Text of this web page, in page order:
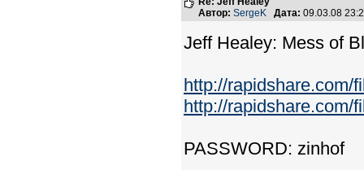
Автор: SergeK Дата: 09.03.08
Jeff Healey: Mess of
http://rapidshare.com/
http://rapidshare.com/
PASSWORD: zinhof